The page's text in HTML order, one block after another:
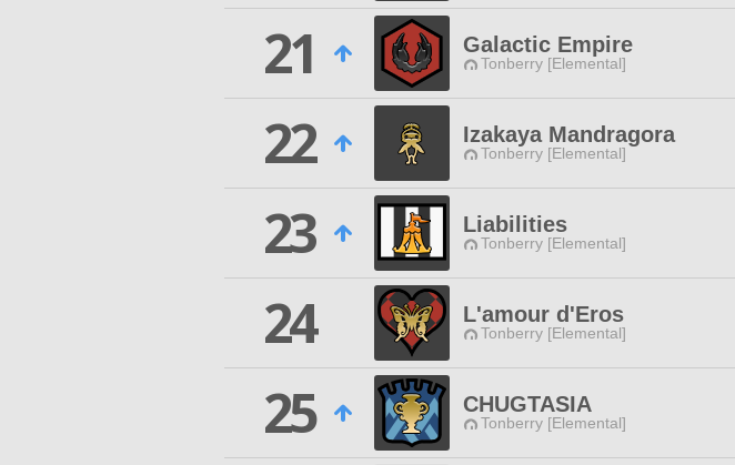
21
Galactic Empire
Tonberry [Elemental]
22
Izakaya Mandragora
Tonberry [Elemental]
23
Liabilities
Tonberry [Elemental]
24
L'amour d'Eros
Tonberry [Elemental]
25
CHUGTASIA
Tonberry [Elemental]